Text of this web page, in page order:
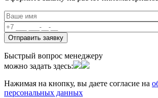
Быстрый вопрос менеджеру
можно задать здесь:
Нажимая на кнопку, вы даете согласие на
персональных данных